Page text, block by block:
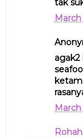
tak
March
ketam
March
Rohah